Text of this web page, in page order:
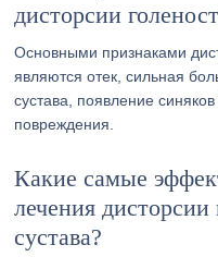
дисторсии
Основными признаками
являются отек, сильная
сустава, появление
повреждения.
Какие самые
лечения дисторсии
сустава?